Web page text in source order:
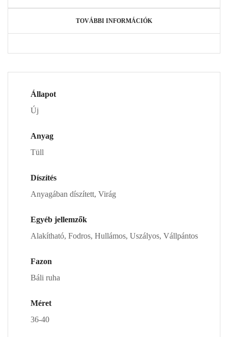
TOVÁBBI INFORMÁCIÓK
Állapot
Új
Anyag
Tüll
Díszítés
Anyagában díszített, Virág
Egyéb jellemzők
Alakítható, Fodros, Hullámos, Uszályos, Vállpántos
Fazon
Báli ruha
Méret
36-40